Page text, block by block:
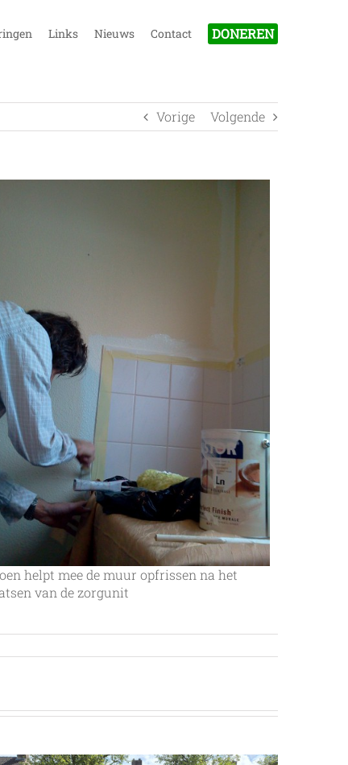
Links Nieuws Contact DONEREN
Vorige Volgende
helpt mee de muur opfrissen na het
van de zorgunit